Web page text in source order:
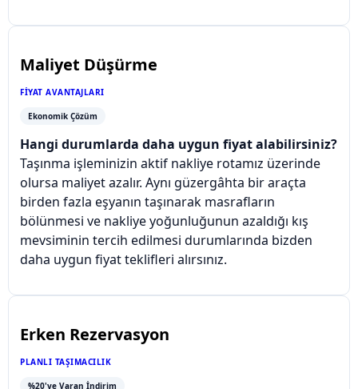
Maliyet Düşürme
FIYAT AVANTAJLARI
Ekonomik Çözüm
Hangi durumlarda daha uygun fiyat alabilirsiniz?
Taşınma işleminizin aktif nakliye rotamız üzerinde
olursa maliyet azalır. Aynı güzergâhta bir araçta
birden fazla eşyanın taşınarak masrafların
bölünmesi ve nakliye yoğunluğunun azaldığı kış
mevsiminin tercih edilmesi durumlarında bizden
daha uygun fiyat teklifleri alırsınız.
Erken Rezervasyon
PLANLI TAŞIMACILIK
%20'ye Varan İndirim